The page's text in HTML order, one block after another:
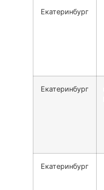
Екатеринбург
Екатеринбург
Екатеринбург